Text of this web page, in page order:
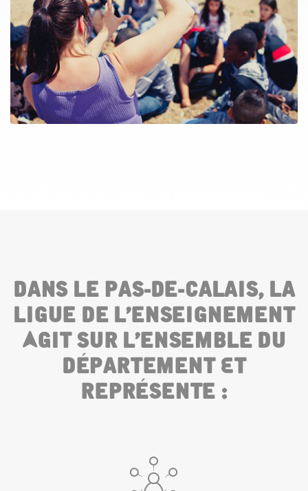
Dans Le Pas-De-Calais, La
Ligue De L’enseignement
Agit Sur L’ensemble Du
Département Et
Représente :
0
1
2
3
6